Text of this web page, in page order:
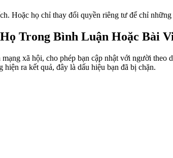
Hoặc họ chỉ thay đổi quyền riêng tư để chỉ
Trong Bình Luận Hoặc Bài
xã hội, cho phép bạn cập nhật với người
ra kết quả, đây là dấu hiệu bạn đã bị chặn.